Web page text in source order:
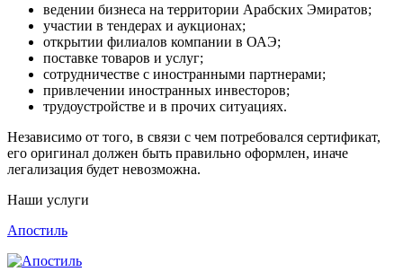
ведении бизнеса на территории Арабских Эмиратов;
участии в тендерах и аукционах;
открытии филиалов компании в ОАЭ;
поставке товаров и услуг;
сотрудничестве с иностранными партнерами;
привлечении иностранных инвесторов;
трудоустройстве и в прочих ситуациях.
Независимо от того, в связи с чем потребовался сертификат,
его оригинал должен быть правильно оформлен, иначе
легализация будет невозможна.
Наши услуги
Апостиль